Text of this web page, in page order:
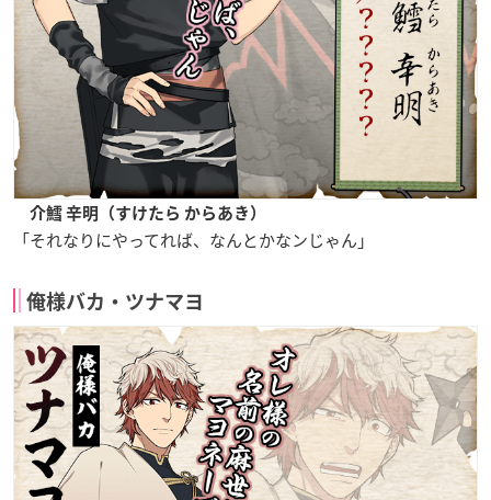
介鱈 辛明（すけたら からあき）
「それなりにやってれば、なんとかなンじゃん」
俺様バカ・ツナマヨ